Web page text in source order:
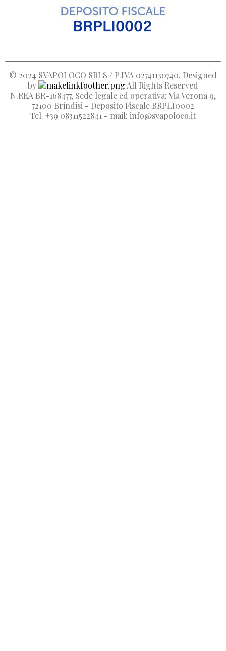
Create new list
© 2024 SVAPOLOCO SRLS / P.IVA 02741130740. Designed
by
All Rights Reserved
N.REA BR-168477, Sede legale ed operativa: Via Verona 9,
72100 Brindisi - Deposito Fiscale BRPLI0002
Tel. +39 08311522841 - mail: info@svapoloco.it